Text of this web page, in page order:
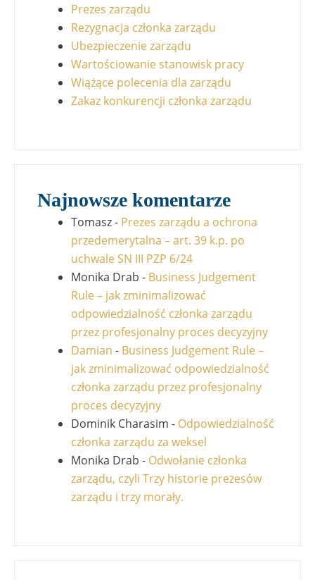
Prezes zarządu
Rezygnacja członka zarządu
Ubezpieczenie zarządu
Wartościowanie stanowisk pracy
Wiążące polecenia dla zarządu
Zakaz konkurencji członka zarządu
Najnowsze komentarze
Tomasz- Prezes zarządu a ochrona
przedemerytalna – art. 39 k.p. po
uchwale SN III PZP 6/24
Monika Drab - Business Judgement
Rule – jak zminimalizować
odpowiedzialność członka zarządu
przez profesjonalny proces decyzyjny
Damian - Business Judgement Rule –
jak zminimalizować odpowiedzialność
członka zarządu przez profesjonalny
proces decyzyjny
Dominik Charasim - Odpowiedzialność
członka zarządu za weksel
Monika Drab - Odwołanie członka
zarządu, czyli Trzy historie prezesów
zarządu i trzy morały.